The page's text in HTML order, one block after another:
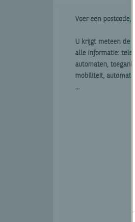
Voer een postcode,
U krijgt meteen de
alle informatie:
automaten,
mobiliteit,
...